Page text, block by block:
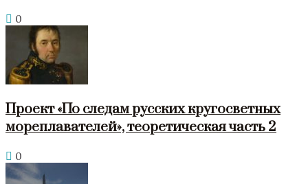
0
Проект «По следам русских кругосветных
мореплавателей», теоретическая часть 2
0